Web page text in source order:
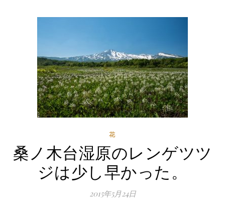
花
桑ノ木台湿原のレンゲツツ
ジは少し早かった。
2015年5月24日